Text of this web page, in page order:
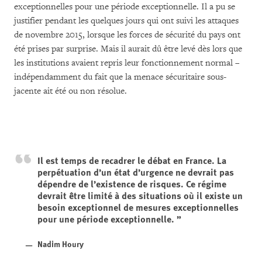
exceptionnelles pour une période exceptionnelle. Il a pu se
justifier pendant les quelques jours qui ont suivi les attaques
de novembre 2015, lorsque les forces de sécurité du pays ont
été prises par surprise. Mais il aurait dû être levé dès lors que
les institutions avaient repris leur fonctionnement normal –
indépendamment du fait que la menace sécuritaire sous-
jacente ait été ou non résolue.
Il est temps de recadrer le débat en France. La
perpétuation d’un état d’urgence ne devrait pas
dépendre de l’existence de risques. Ce régime
devrait être limité à des situations où il existe un
besoin exceptionnel de mesures exceptionnelles
pour une période exceptionnelle.
Nadim Houry